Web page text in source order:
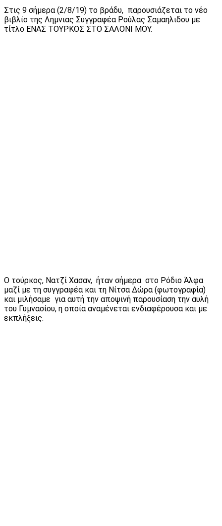
Στις 9 σήμερα (2/8/19) το βράδυ, παρουσιάζεται το νέο
βιβλίο της Λημνιας Συγγραφέα Ρούλας Σαμαηλιδου με
τίτλο ΕΝΑΣ ΤΟΥΡΚΟΣ ΣΤΟ ΣΑΛΟΝΙ ΜΟΥ.
Ο τούρκος, Νατζί Χασαν, ήταν σήμερα στο Ρόδιο Άλφα
μαζί με τη συγγραφέα και τη Νίτσα Δώρα (φωτογραφία)
και μιλήσαμε για αυτή την αποψινή παρουσίαση την αυλή
του Γυμνασίου, η οποία αναμένεται ενδιαφέρουσα και με
εκπλήξεις.